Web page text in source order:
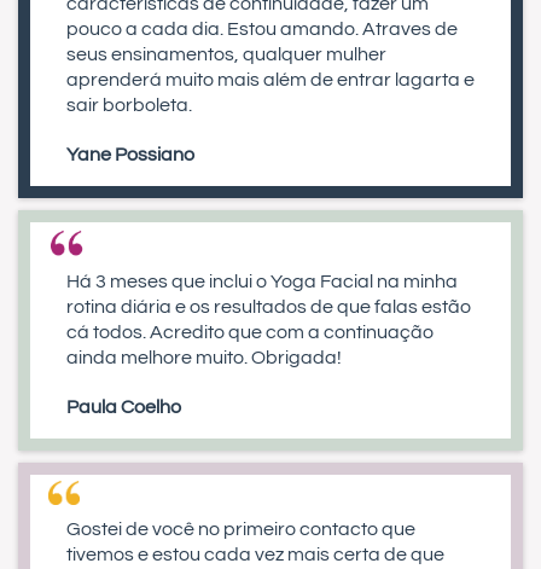
pouco a cada dia. Estou amando. Atraves de
seus ensinamentos, qualquer mulher
aprenderá muito mais além de entrar lagarta e
sair borboleta.
Yane Possiano
Há 3 meses que inclui o Yoga Facial na minha
rotina diária e os resultados de que falas estão
cá todos. Acredito que com a continuação
ainda melhore muito. Obrigada!
Paula Coelho
Gostei de você no primeiro contacto que
tivemos e estou cada vez mais certa de que